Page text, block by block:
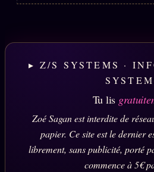
▸ Z/S SYSTEMS ·
Tu lis
Zoé Sagan est interdite de
papier. Ce site est le dernier
librement, sans publicité, porté
commence à 5€